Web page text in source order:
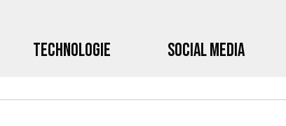
Technologie Social media